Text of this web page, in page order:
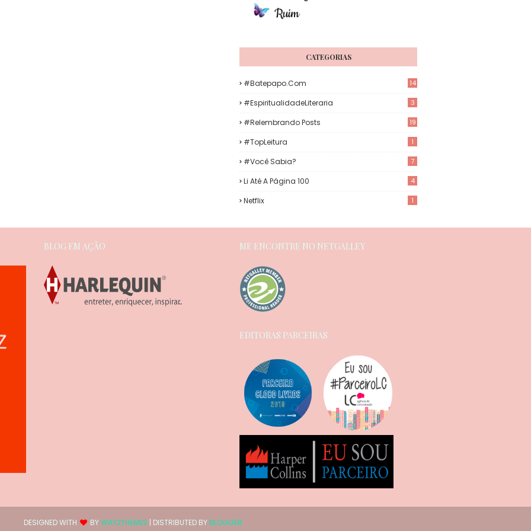
CATEGORIAS
#Batepapo.com 14
#EspiritualidadeLiteraria 3
#Relembrando Posts 19
#TopLeitura 1
#Você Sabia? 7
Li Até A Página 100 4
Netflix 1
BLOG EM AÇÃO ME ENCONTRE NO NETGALLEY
EDITORAS PARCEIRAS
DESIGNED WITH BYWAY2THEMES | DISTRIBUTED BYBLOGGER